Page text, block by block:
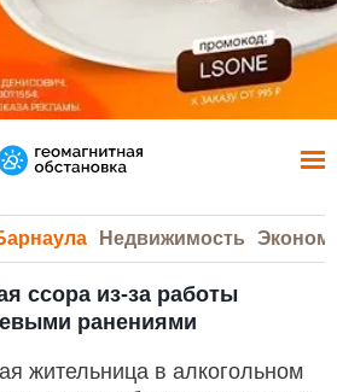
Недвижимость
ссора из-за работы
ранениями
жительница в алкогольном